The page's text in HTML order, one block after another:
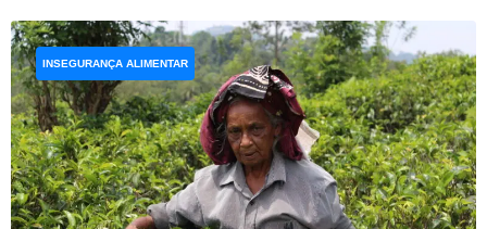
INSEGURANÇA ALIMENTAR